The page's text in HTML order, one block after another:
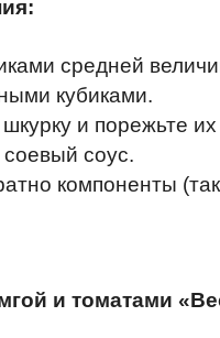
средней
кубиками.
и порежьте
соус.
компоненты
и томатами